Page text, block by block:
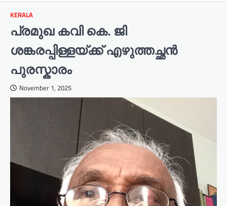
KERALA
പ്രമുഖ കവി കെ. ജി
ശങ്കരപ്പിള്ളയ്ക്ക് എഴുത്തച്ഛൻ
പുരസ്കാരം
November 1, 2025